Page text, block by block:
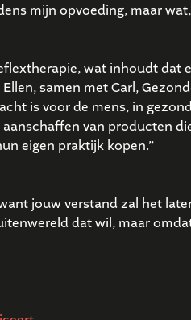
mijn opvoeding, maar
wat inhoudt dat
samen met Carl,
is voor de mens, in
van producten
eigen praktijk kopen.”
jouw verstand zal het
dat wil, maar